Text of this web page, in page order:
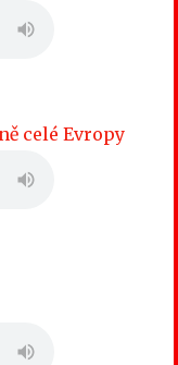
celé Evropy